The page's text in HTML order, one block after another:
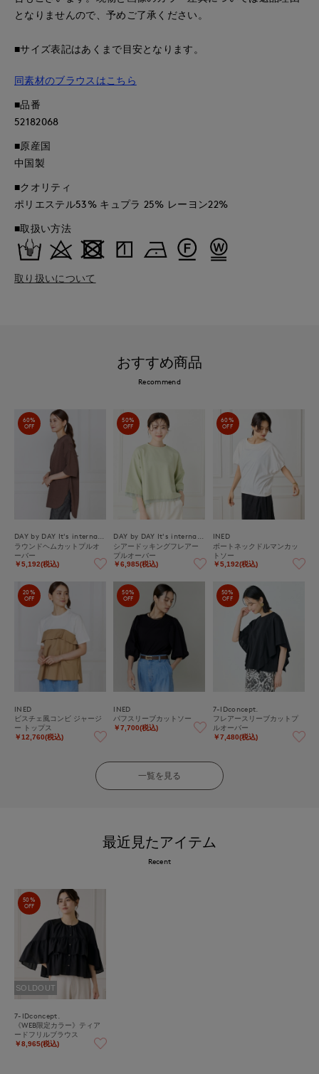
となりませんので、予めご了承ください。
■サイズ表記はあくまで目安となります。
同素材のブラウスはこちら
■品番
52182068
■原産国
中国製
■クオリティ
ポリエステル53% キュプラ 25% レーヨン22%
■取扱い方法
取り扱いについて
おすすめ商品
Recommend
60%
OFF
ラウンドヘムカットプルオ
ーバー
￥5,192(税込)
50%
OFF
シアードッキングフレアー
プルオーバー
￥6,985(税込)
60%
OFF
INED
ボートネックドルマンカッ
トソー
￥5,192(税込)
20%
OFF
INED
ビスチェ風コンビ ジャージ
ー トップス
￥12,760(税込)
50%
OFF
INED
パフスリーブカットソー
￥7,700(税込)
50%
OFF
7-IDconcept.
フレアースリーブカットプ
ルオーバー
￥7,480(税込)
一覧を見る
最近見たアイテム
Recent
50%
OFF
SOLDOUT
7-IDconcept.
《WEB限定カラー》ティア
ードフリルブラウス
￥8,965(税込)